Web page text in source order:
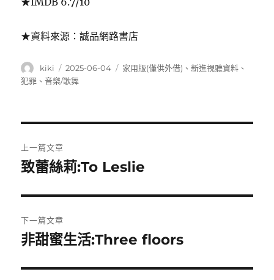
★資料來源：誠品網路書店
作
者
kiki
發
佈
2025-06-04
分
家用版(僅供外借) 、新進視聽資料 、
犯罪 、音樂/歌舞
章
覽
上一篇文章
上
篇
文
章:
致蕾絲莉:To Leslie
下一篇文章
下
篇
非甜蜜生活:Three floors